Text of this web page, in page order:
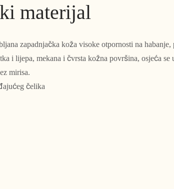
materijal
zapadnjačka koža visoke otpornosti na habanje,
i lijepa, mekana i čvrsta kožna površina, osjeća se
mirisa.
čelika